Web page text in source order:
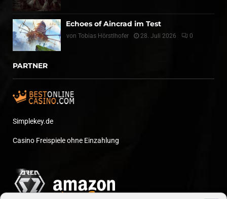
Echoes of Aincrad im Test
von Tobias Hörstlhofer 28. Juli 2026 0
PARTNER
Simplekey.de
Casino Freispiele ohne Einzahlung